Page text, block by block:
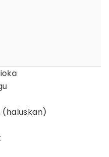
(haluskan)